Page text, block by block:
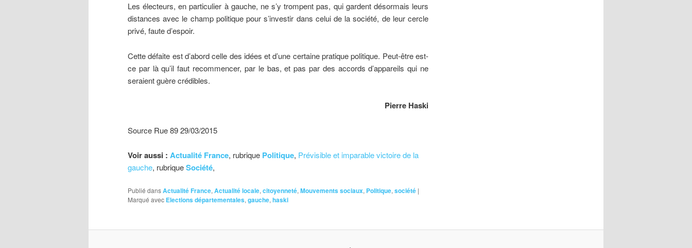
Les électeurs, en particulier à gauche, ne s’y trompent pas, qui gardent désormais leurs
distances avec le champ politique pour s’investir dans celui de la société, de leur cercle
privé, faute d’espoir.
Cette défaite est d’abord celle des idées et d’une certaine pratique politique. Peut-être est-
ce par là qu’il faut recommencer, par le bas, et pas par des accords d’appareils qui ne
seraient guère crédibles.
Pierre Haski
Source Rue 89 29/03/2015
Voir aussi : Actualité France, rubrique Politique, Prévisible et imparable victoire de la
gauche, rubriqueSociété,
Publié dansActualité France, Actualité locale, citoyenneté, Mouvements sociaux, Politique, société |
Marqué avec Elections départementales, gauche, haski